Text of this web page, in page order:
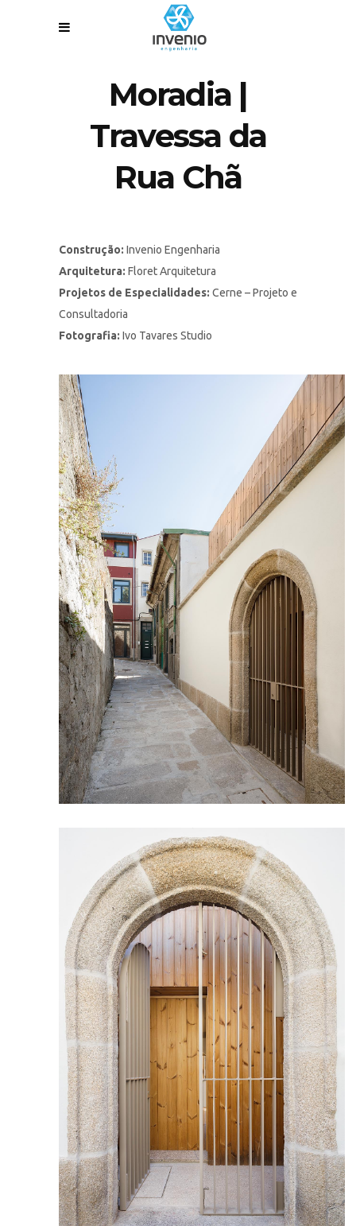
Moradia |
Travessa da
Rua Chã
Construção: Invenio Engenharia
Arquitetura: Floret Arquitetura
Projetos de Especialidades: Cerne – Projeto e
Consultadoria
Fotografia: Ivo Tavares Studio